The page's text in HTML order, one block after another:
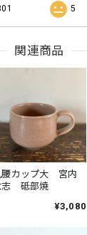
5
関連商品
腰カップ大 宮内
志 砥部焼
¥3,080